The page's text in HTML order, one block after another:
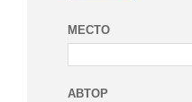
МЕСТО
АВТОР